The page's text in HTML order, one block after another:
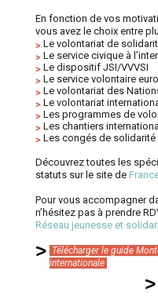
En fonction de vos
vous avez le choix entre
Le volontariat de
Le service civique à
Le dispositif JSI/VVVSI
Le service volontaire
Le volontariat des
Le volontariat
Les programmes de
Les chantiers
Les congés de solidarité
Découvrez toutes les
statuts sur le site de
Pour vous accompagner
n’hésitez pas à prendre
Réseau jeunesse et
Télécharger le guide
internationale